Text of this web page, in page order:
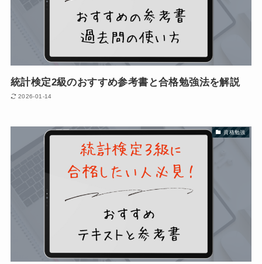
統計検定2級のおすすめ参考書と合格勉強法を解説
2026-01-14
資格勉強